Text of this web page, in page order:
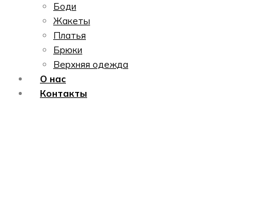
Боди
Жакеты
Платья
Брюки
Верхняя одежда
О нас
Контакты